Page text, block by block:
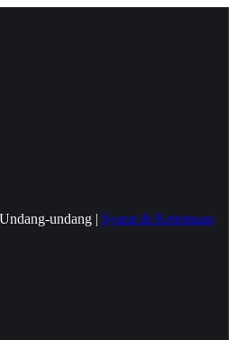
undang | Syarat & Ketentuan